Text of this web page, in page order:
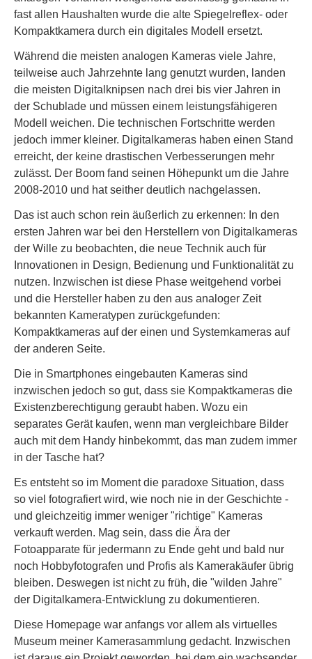
fast allen Haushalten wurde die alte Spiegelreflex- oder
Kompaktkamera durch ein digitales Modell ersetzt.
Während die meisten analogen Kameras viele Jahre,
teilweise auch Jahrzehnte lang genutzt wurden, landen
die meisten Digitalknipsen nach drei bis vier Jahren in
der Schublade und müssen einem leistungsfähigeren
Modell weichen. Die technischen Fortschritte werden
jedoch immer kleiner. Digitalkameras haben einen Stand
erreicht, der keine drastischen Verbesserungen mehr
zulässt. Der Boom fand seinen Höhepunkt um die Jahre
2008-2010 und hat seither deutlich nachgelassen.
Das ist auch schon rein äußerlich zu erkennen: In den
ersten Jahren war bei den Herstellern von Digitalkameras
der Wille zu beobachten, die neue Technik auch für
Innovationen in Design, Bedienung und Funktionalität zu
nutzen. Inzwischen ist diese Phase weitgehend vorbei
und die Hersteller haben zu den aus analoger Zeit
bekannten Kameratypen zurückgefunden:
Kompaktkameras auf der einen und Systemkameras auf
der anderen Seite.
Die in Smartphones eingebauten Kameras sind
inzwischen jedoch so gut, dass sie Kompaktkameras die
Existenzberechtigung geraubt haben. Wozu ein
separates Gerät kaufen, wenn man vergleichbare Bilder
auch mit dem Handy hinbekommt, das man zudem immer
in der Tasche hat?
Es entsteht so im Moment die paradoxe Situation, dass
so viel fotografiert wird, wie noch nie in der Geschichte -
und gleichzeitig immer weniger "richtige" Kameras
verkauft werden. Mag sein, dass die Ära der
Fotoapparate für jedermann zu Ende geht und bald nur
noch Hobbyfotografen und Profis als Kamerakäufer übrig
bleiben. Deswegen ist nicht zu früh, die "wilden Jahre"
der Digitalkamera-Entwicklung zu dokumentieren.
Diese Homepage war anfangs vor allem als virtuelles
Museum meiner Kamerasammlung gedacht. Inzwischen